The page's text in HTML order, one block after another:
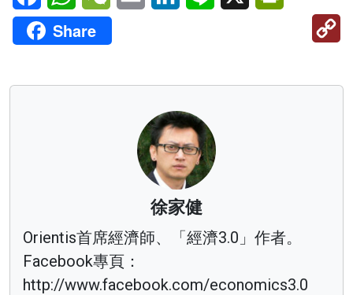
Share
徐家健
Orientis首席經濟師、「經濟3.0」作者。
Facebook專頁：
http://www.facebook.com/economics3.0